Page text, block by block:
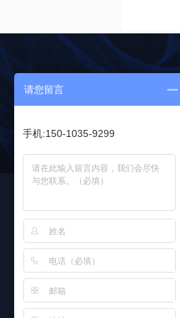
友情链接
即信通短信
请您留言
手机:150-1035-9299